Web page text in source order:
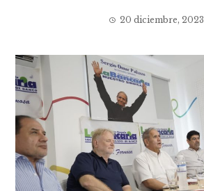
20 diciembre, 2023